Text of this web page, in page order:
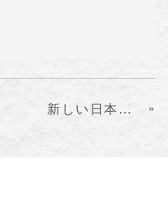
新しい日本酒入荷 店主おすすめ »